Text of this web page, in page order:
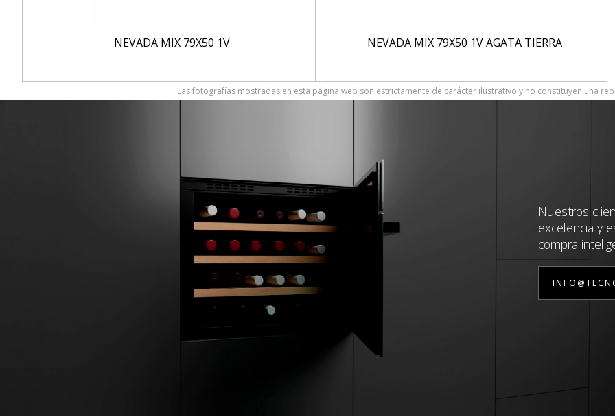
NEVADA MIX 79X50 1V NEVADA MIX 79X50 1V AGATA TIERRA
Las fotografías mostradas en esta página web son estrictamente de carácter ilustrativo y no constituyen una
Nuestros
excelencia y
compra